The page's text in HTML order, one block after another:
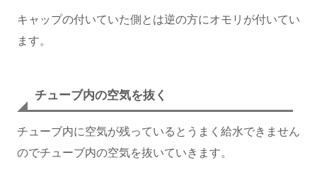
キャップの付いていた側とは逆の方にオモリが付いてい
ます。
チューブ内の空気を抜く
チューブ内に空気が残っているとうまく給水できません
のでチューブ内の空気を抜いていきます。